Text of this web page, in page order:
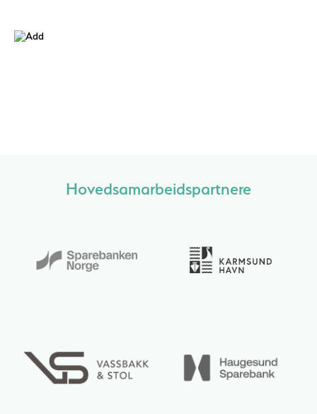
Hovedsamarbeidspartnere